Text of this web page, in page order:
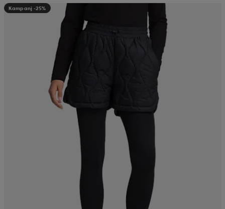
Kampanj -25%